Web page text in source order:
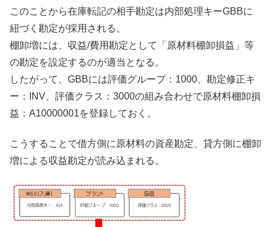
このことから在庫転記の相手勘定は内部処理キーGBBに
紐づく勘定が採用される。
棚卸増には、収益/費用勘定として「原材料棚卸損益」等
の勘定を設定するのが適当となる。
したがって、GBBには評価グループ：1000、勘定修正キ
ー：INV、評価クラス：3000の組み合わせで原材料棚卸損
益：A10000001を登録しておく。
こうすることで借方側に原材料の資産勘定、貸方側に棚卸
増による収益勘定が読み込まれる。